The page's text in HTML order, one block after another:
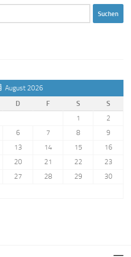
August 2026
D F S
S
1
2
6 7 8
9
13 14 15
16
20 21 22
23
27 28 29
30